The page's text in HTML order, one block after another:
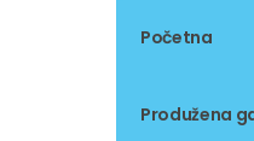
Početna
Produžena